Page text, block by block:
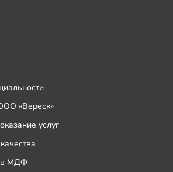
«Вереск»
услуг
МДФ